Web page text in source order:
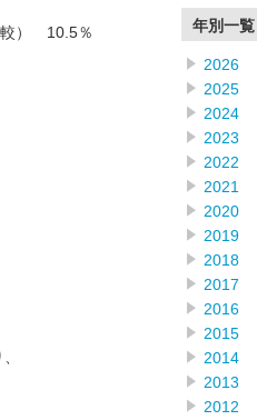
較） 10.5％
年別一覧
2026
2025
2024
2023
2022
2021
2020
2019
2018
2017
2016
2015
2014
2013
2012